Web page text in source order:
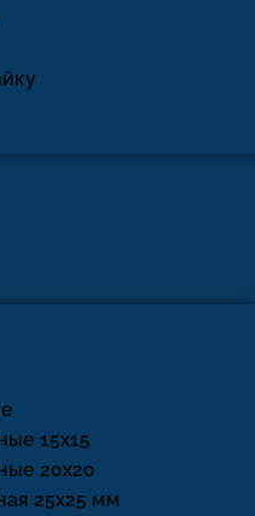
15х15
20х20
25х25 мм